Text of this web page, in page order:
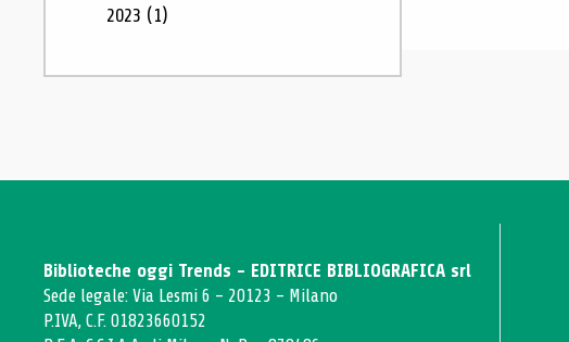
2023 (1)
Biblioteche oggi Trends - EDITRICE BIBLIOGRAFICA srl
Sede legale: Via Lesmi 6 - 20123 - Milano
P.IVA, C.F. 01823660152